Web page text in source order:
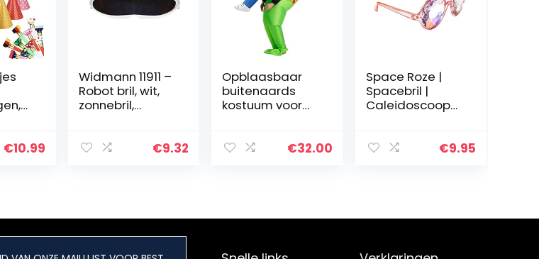
€10.99
Widmann 11911 –
Robot bril, wit,
zonnebril,
astronauten,€9.32
Opblaasbaar
buitenaards
kostuum voor
buitenaards
€32.00
Space Roze |
Spacebril |
Caleidoscoop
€9.95